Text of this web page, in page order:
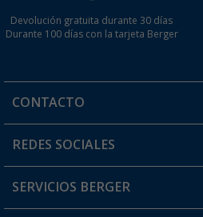
Devolución gratuita durante 30 días
Durante 100 días con la tarjeta Berger
CONTACTO
Horario de atención al cliente:
¿Tienes alguna duda?
REDES SOCIALES
SERVICIOS BERGER